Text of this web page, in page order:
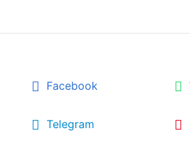
Facebook
Telegram